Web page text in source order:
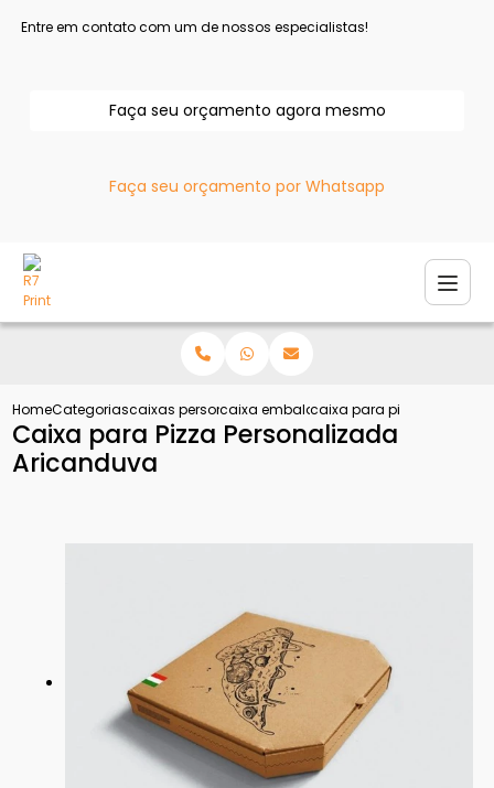
Entre em contato com um de nossos especialistas!
Faça seu orçamento agora mesmo
Faça seu orçamento por Whatsapp
HomeCategoriascaixas personalizadascaixa embalagem personalizada
caixa para pizza
Caixa para Pizza Personalizada
Aricanduva